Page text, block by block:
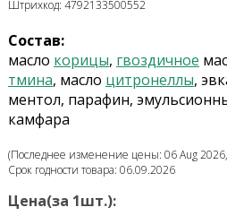
Штрихкод: 4792133500552
Состав:
масло корицы, гвоздичное
тмина, масло цитронеллы,
ментол, парафин,
камфара
(Последнее изменение цены: 06 Aug
Срок годности товара: 06.09.2026
Цена(за 1шт.):